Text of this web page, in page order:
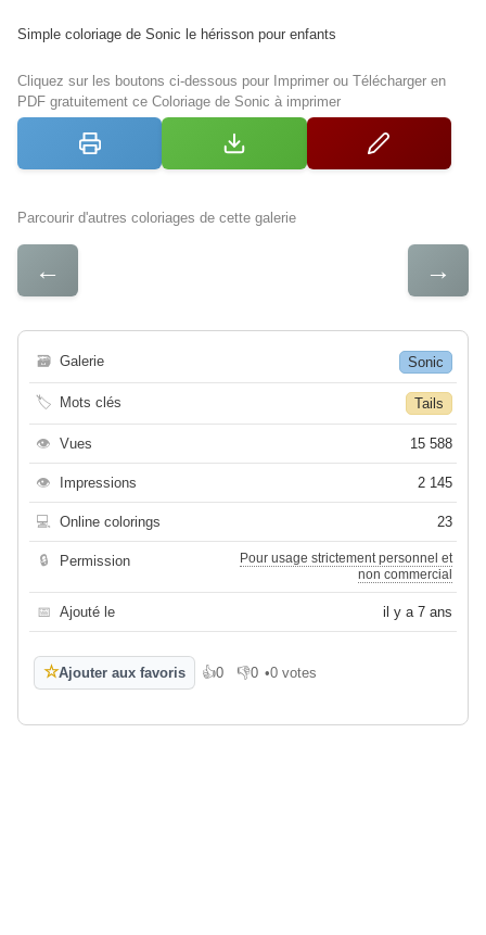
Simple coloriage de Sonic le hérisson pour enfants
Cliquez sur les boutons ci-dessous pour Imprimer ou Télécharger en
PDF gratuitement ce Coloriage de Sonic à imprimer
Parcourir d'autres coloriages de cette galerie
← →
🗃 Galerie Sonic
🏷 Mots clés Tails
👁 Vues 15 588
👁 Impressions 2 145
💻 Online colorings 23
🔒 Permission
Pour usage strictement personnel et
non commercial
📅 Ajouté le il y a 7 ans
☆Ajouter aux favoris 👍0
J'aime👎0
Je n'aime pas
•0 votes